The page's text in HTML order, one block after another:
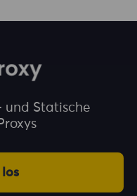
und Statische
los